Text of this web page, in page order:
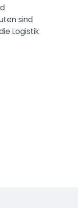
sind
Logistik